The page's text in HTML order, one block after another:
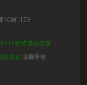
10層1159
經濟信息咨詢
息咨詢 版權所有